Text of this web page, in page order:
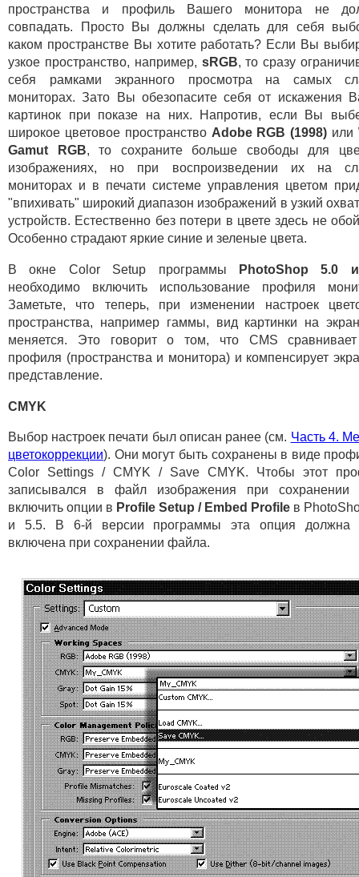
пространства и профиль Вашего монитора не
совпадать. Просто Вы должны сделать для себя
каком пространстве Вы хотите работать? Если Вы
узкое пространство, например, sRGB, то сразу
себя рамками экранного просмотра на самых
мониторах. Зато Вы обезопасите себя от искажения
картинок при показе на них. Напротив, если Вы
широкое цветовое пространство Adobe RGB (1998) или
Gamut RGB, то сохраните больше свободы для
изображениях, но при воспроизведении их на
мониторах и в печати системе управления цветом
"впихивать" широкий диапазон изображений в узкий
устройств. Естественно без потери в цвете здесь не
Особенно страдают яркие синие и зеленые цвета.
В окне Color Setup программы
PhotoShop 5.0
необходимо включить использование профиля
Заметьте, что теперь, при изменении настроек
пространства, например гаммы, вид картинки на
меняется. Это говорит о том, что CMS
профиля (пространства и монитора) и компенсирует
представление.
CMYK
Выбор настроек печати был описан ранее (см. Часть 4.
цветокоррекции). Они могут быть сохранены в виде
Color Settings / CMYK / Save CMYK. Чтобы этот
записывался в файл изображения при сохранении
включить опции в Profile Setup / Embed Profile в
и 5.5. В 6-й версии программы эта опция должна
включена при сохранении файла.